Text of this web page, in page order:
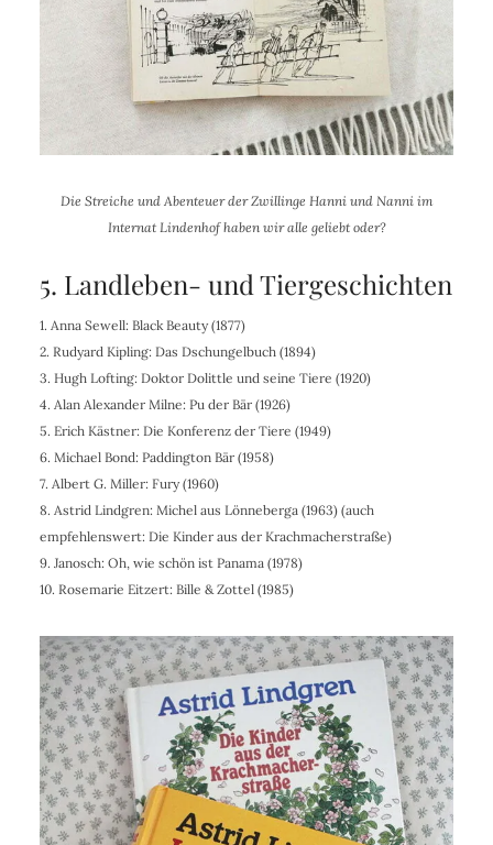
Die Streiche und Abenteuer der Zwillinge Hanni und Nanni im
Internat Lindenhof haben wir alle geliebt oder?
5. Landleben- und Tiergeschichten
1. Anna Sewell: Black Beauty (1877)
2. Rudyard Kipling: Das Dschungelbuch (1894)
3. Hugh Lofting: Doktor Dolittle und seine Tiere (1920)
4. Alan Alexander Milne: Pu der Bär (1926)
5. Erich Kästner: Die Konferenz der Tiere (1949)
6. Michael Bond: Paddington Bär (1958)
7. Albert G. Miller: Fury (1960)
8. Astrid Lindgren: Michel aus Lönneberga (1963) (auch
empfehlenswert: Die Kinder aus der Krachmacherstraße)
9. Janosch: Oh, wie schön ist Panama (1978)
10. Rosemarie Eitzert: Bille & Zottel (1985)